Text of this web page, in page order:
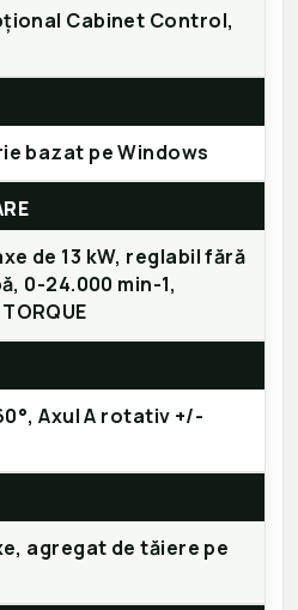
Cabinet Control,
bazat pe Windows
de 13 kW, reglabil fără
0-24.000 min-1,
Axul A rotativ +/-
agregat de tăiere pe